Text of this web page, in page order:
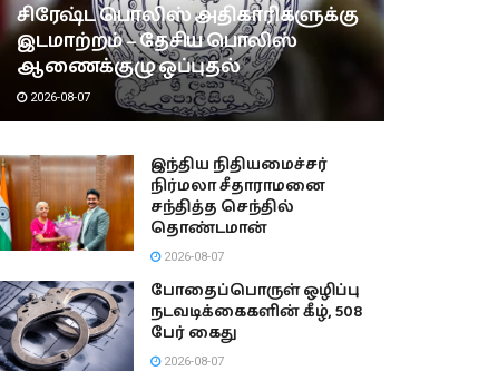
சிரேஷ்ட பொலிஸ் அதிகாரிகளுக்கு
இடமாற்றம் – தேசிய பொலிஸ்
ஆணைக்குழு ஒப்புதல்
2026-08-07
இந்திய நிதியமைச்சர்
நிர்மலா சீதாராமனை
சந்தித்த செந்தில்
தொண்டமான்
2026-08-07
போதைப்பொருள் ஒழிப்பு
நடவடிக்கைகளின் கீழ், 508
பேர் கைது
2026-08-07